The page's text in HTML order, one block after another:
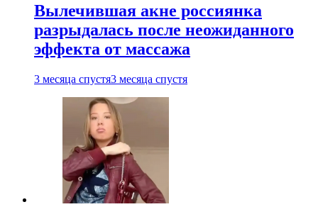
Вылечившая акне россиянка
разрыдалась после неожиданного
эффекта от массажа
3 месяца спустя3 месяца спустя